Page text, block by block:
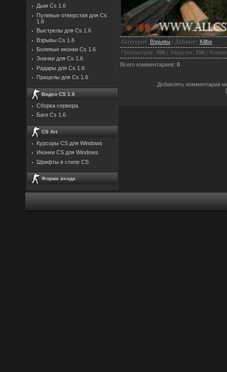
Дым Cs 1.6
Пулевые отверстия для Cs
1.6
Выстрелы для Cs 1.6
Взрывы Cs 1.6
Болевые иконки Cs 1.6
Значки для Cs 1.6
Радары для Cs 1.6
Прицелы для Cs 1.6
Видео CS 1.6
Сборка сервера
Баги Cs 1.6
CS Art
Курсоры CS для Windows
Иконки CS для Windows
Шрифты в стиле CS
Форма входа
Категория: Взрывы | Добавил: Killbe
Просмотров: 356 | Загрузок: 156 |
Всего комментариев: 0
Добавлять комментарии